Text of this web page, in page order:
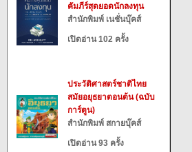
คัมภีร์สุดยอดนักลงทุน
สำนักพิมพ์ เนชั่นบุ๊คส์
เปิดอ่าน 102 ครั้ง
ประวัติศาสตร์ชาติไทย
สมัยอยุธยาตอนต้น (ฉบับ
การ์ตูน)
สำนักพิมพ์ สกายบุ๊คส์
เปิดอ่าน 93 ครั้ง